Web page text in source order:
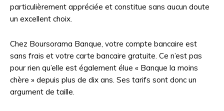
particulièrement appréciée et constitue sans aucun doute
un excellent choix.
Chez Boursorama Banque, votre compte bancaire est
sans frais et votre carte bancaire gratuite. Ce n’est pas
pour rien qu’elle est également élue « Banque la moins
chère » depuis plus de dix ans. Ses tarifs sont donc un
argument de taille.